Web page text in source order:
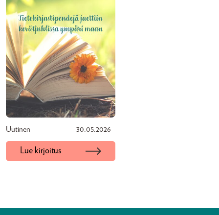
Uutinen 30.05.2026
Lue kirjoitus